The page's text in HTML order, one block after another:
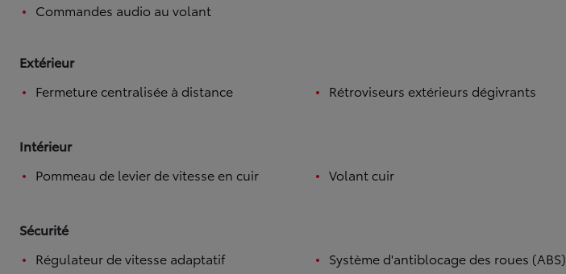
Commandes audio au volant
Extérieur
Fermeture centralisée à distance
Rétroviseurs extérieurs dégivrants
Intérieur
Pommeau de levier de vitesse en cuir
Volant cuir
Sécurité
Régulateur de vitesse adaptatif
Système d'antiblocage des roues (ABS)